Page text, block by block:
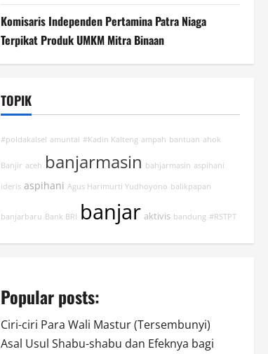
Komisaris Independen Pertamina Patra Niaga
Terpikat Produk UMKM Mitra Binaan
TOPIK
#poldakalsel amuntai #Kadin Kalteng ampah bantuan ahok
Banjir aceh banjarmasin bahjarmasin aspihani
ideris aspihani Agus Harimurti Yudhoyono balikpapan
banjarbaru Bank BRI banjar aktivis bandung #RSTPT
Popular posts:
Ciri-ciri Para Wali Mastur (Tersembunyi)
Asal Usul Shabu-shabu dan Efeknya bagi